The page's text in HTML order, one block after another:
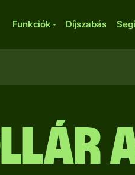
Funkciók Díjszabás